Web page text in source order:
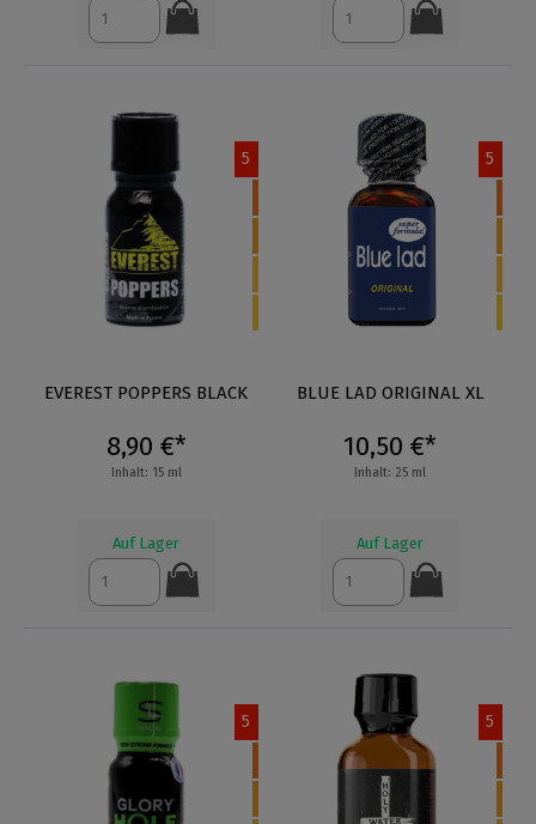
5
EVEREST POPPERS BLACK
8,90 €*
Inhalt: 15 ml
Auf Lager
5
BLUE LAD ORIGINAL XL
10,50 €*
Inhalt: 25 ml
Auf Lager
5 5